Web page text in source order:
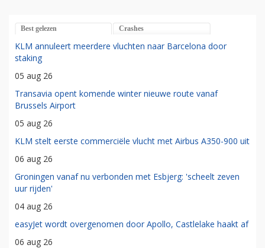
Best gelezen Crashes
KLM annuleert meerdere vluchten naar Barcelona door
staking
05 aug 26
Transavia opent komende winter nieuwe route vanaf
Brussels Airport
05 aug 26
KLM stelt eerste commerciële vlucht met Airbus A350-900 uit
06 aug 26
Groningen vanaf nu verbonden met Esbjerg: 'scheelt zeven
uur rijden'
04 aug 26
easyJet wordt overgenomen door Apollo, Castlelake haakt af
06 aug 26